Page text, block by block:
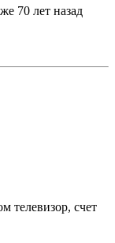
70 лет назад
телевизор, счет